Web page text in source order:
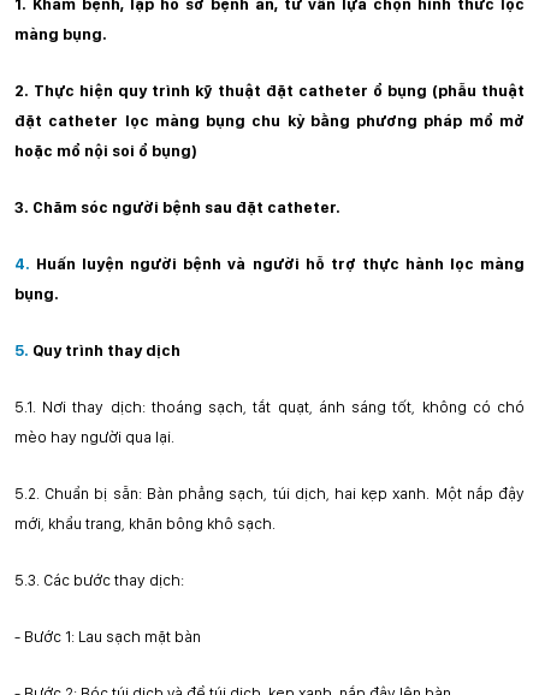
màng bụng.
2. Thực hiện quy trình kỹ thuật đặt catheter ổ bụng (phẫu thuật
đặt catheter lọc màng bụng chu kỳ bằng phương pháp mổ mở
hoặc mổ nội soi ổ bụng)
3. Chăm sóc người bệnh sau đặt catheter.
4. Huấn luyện người bệnh và người hỗ trợ thực hành lọc màng
bụng.
5. Quy trình thay dịch
5.1.
Nơi thay dịch: thoáng sạch, tắt quạt, ánh sáng tốt, không có chó
mèo hay người qua lại.
5.2. Chuẩn bị sẵn: Bàn phẳng sạch, túi dịch, hai kẹp xanh. Một nắp đậy
mới, khẩu trang, khăn bông khô sạch.
5.3. Các bước thay dịch:
- Bước 1: Lau sạch mặt bàn